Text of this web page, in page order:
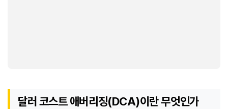
달러 코스트 애버리징(DCA)이란 무엇인가